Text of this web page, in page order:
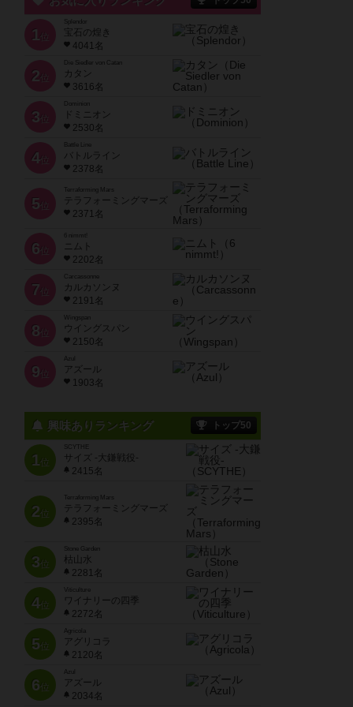
1 位
宝石の煌き
4041名
2 位
Die Siedler von Catan
カタン
3616名
3 位
ドミニオン
2530名
4位
Battle Line
バトルライン
2378名
5 位
Terraforming Mars
テラフォーミングマーズ
2371名
6 位
ニムト
2202名
7 位
Carcassonne
カルカソンヌ
2191名
8 位
Wingspan
ウイングスパン
2150名
9 位
Azul
アズール
1903名
興味ありランキング トップ50
1位
SCYTHE
サイズ -大鎌戦役-
2415名
2位
Terraforming Mars
テラフォーミングマーズ
2395名
3位
Stone Garden
枯山水
2281名
4位
Viticulture
ワイナリーの四季
2272名
5位
Agricola
アグリコラ
2120名
6位
Azul
アズール
2034名